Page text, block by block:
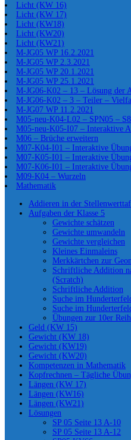
Licht (KW 16)
Licht (KW 17)
Licht (KW18)
Licht (KW20)
Licht (KW21)
M-JG05 WP 16.2.2021
M-JG05 WP 2.3.2021
M-JG05 WP 20.1.2021
M-JG05 WP 25.1.2021
M-JG06-K02 – 13 – Lösung der
M-JG06-K02 – 3 – Teiler –
M-JG07 WP 11.2.2021
M05-neu-K04-L02 – SPN05 –
M05-neu-K05-I07 – Interaktive
M06 – Brüche erweitern
M07-K04-I01 – Interaktive
M07-K05-I01 – Interaktive
M07-K06-I01 – Interaktive
M09-K04 – Wurzeln
Mathematik
Addieren in der
Aufgaben der Klasse 5
Gewichte schätzen
Gewichte umwandeln
Gewichte vergleichen
Kleines Einmaleins
Merkkärtchen zur
Schriftliche Addition
(Scratch)
Schriftliche Addition
Suche im
Suche im
Übungen zur 10er
Geld (KW 15)
Gewicht (KW 18)
Gewicht (KW19)
Gewicht (KW20)
Kompetenzen in Mathematik
Kopfrechnen – Tägliche
Längen (KW 17)
Längen (KW16)
Längen (KW21)
Lösungen
SP 05 Seite 13 A-10
SP 05 Seite 13 A-12